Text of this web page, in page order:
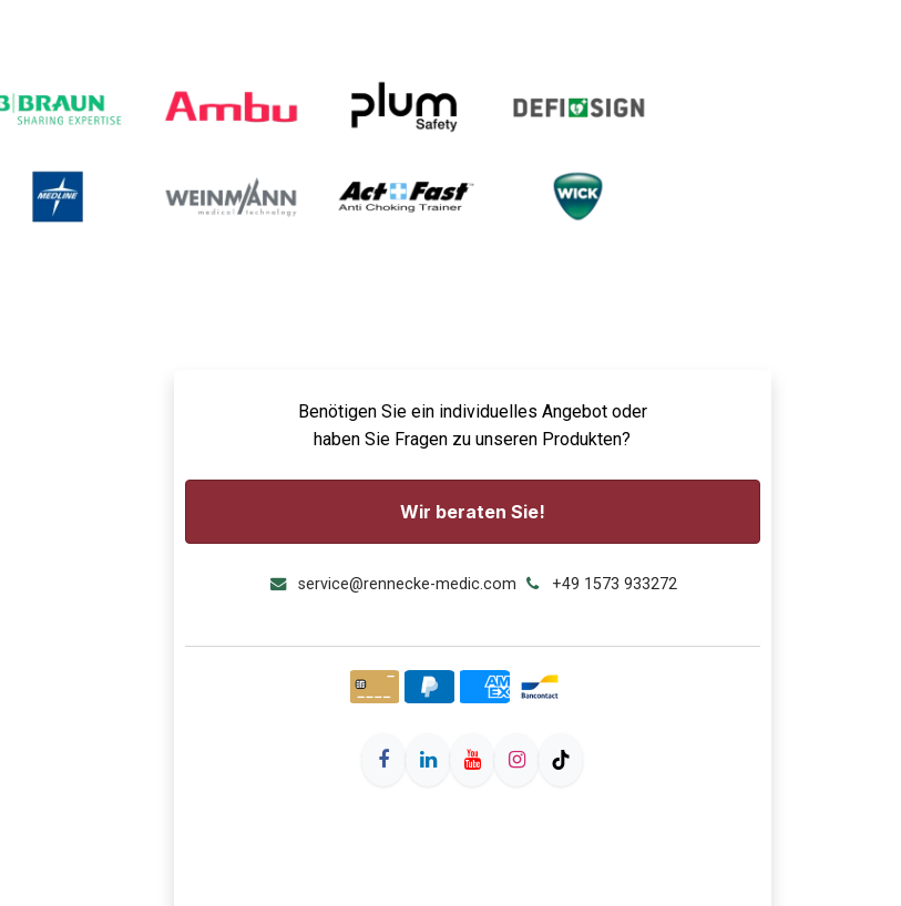
Benötigen Sie ein individuelles Angebot oder
haben Sie Fragen zu unseren Produkten?
Wir beraten Sie!
service@rennecke-medic.com +49 1573 933272